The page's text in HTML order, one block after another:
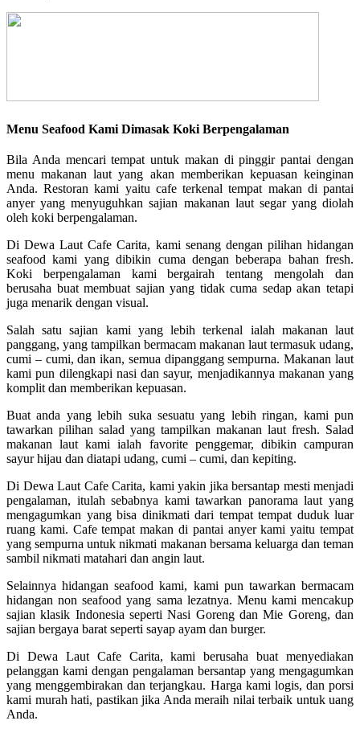
Menu Seafood Kami Dimasak Koki Berpengalaman
Bila Anda mencari tempat untuk makan di pinggir pantai dengan
menu makanan laut yang akan memberikan kepuasan keinginan
Anda. Restoran kami yaitu cafe terkenal tempat makan di pantai
anyer yang menyuguhkan sajian makanan laut segar yang diolah
oleh koki berpengalaman.
Di Dewa Laut Cafe Carita, kami senang dengan pilihan hidangan
seafood kami yang dibikin cuma dengan beberapa bahan fresh.
Koki berpengalaman kami bergairah tentang mengolah dan
berusaha buat membuat sajian yang tidak cuma sedap akan tetapi
juga menarik dengan visual.
Salah satu sajian kami yang lebih terkenal ialah makanan laut
panggang, yang tampilkan bermacam makanan laut termasuk udang,
cumi – cumi, dan ikan, semua dipanggang sempurna. Makanan laut
kami pun dilengkapi nasi dan sayur, menjadikannya makanan yang
komplit dan memberikan kepuasan.
Buat anda yang lebih suka sesuatu yang lebih ringan, kami pun
tawarkan pilihan salad yang tampilkan makanan laut fresh. Salad
makanan laut kami ialah favorite penggemar, dibikin campuran
sayur hijau dan diatapi udang, cumi – cumi, dan kepiting.
Di Dewa Laut Cafe Carita, kami yakin jika bersantap mesti menjadi
pengalaman, itulah sebabnya kami tawarkan panorama laut yang
mengagumkan yang bisa dinikmati dari tempat tempat duduk luar
ruang kami. Cafe tempat makan di pantai anyer kami yaitu tempat
yang sempurna untuk nikmati makanan bersama keluarga dan teman
sambil nikmati matahari dan angin laut.
Selainnya hidangan seafood kami, kami pun tawarkan bermacam
hidangan non seafood yang sama lezatnya. Menu kami mencakup
sajian klasik Indonesia seperti Nasi Goreng dan Mie Goreng, dan
sajian bergaya barat seperti sayap ayam dan burger.
Di Dewa Laut Cafe Carita, kami berusaha buat menyediakan
pelanggan kami dengan pengalaman bersantap yang mengagumkan
yang menggembirakan dan terjangkau. Harga kami logis, dan porsi
kami murah hati, pastikan jika Anda meraih nilai terbaik untuk uang
Anda.